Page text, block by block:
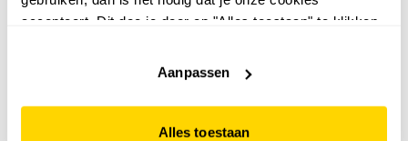
accepteert. Dit doe je door op "Alles toestaan" te klikken.
website niet optimaal functioneert.
Aanpassen
Alles toestaan